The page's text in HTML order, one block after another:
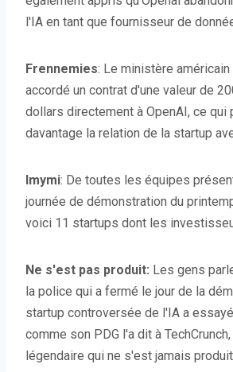
l'IA en tant que fournisseur de
Frennemies: Le ministère
accordé un contrat d'une valeur de
dollars directement à OpenAI, ce qui
davantage la relation de la startup
Imymi: De toutes les équipes
journée de démonstration du
voici 11 startups dont les
Ne s'est pas produit: Les gens
la police qui a fermé le jour de la
startup controversée de l'IA a
comme son PDG l'a dit à
légendaire qui ne s'est jamais